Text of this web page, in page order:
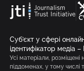
Суб’єкт у сфері
ідентифікатор медіа
Усі матеріали,
піддоменах, у тому числі